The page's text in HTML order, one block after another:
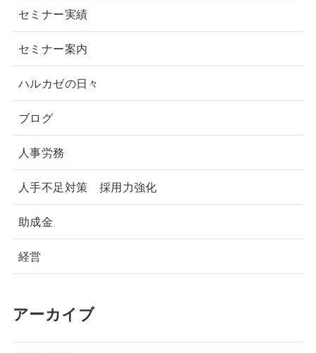
セミナー実績
セミナー案内
ハルカゼの日々
ブログ
人事労務
人手不足対策 採用力強化
助成金
経営
アーカイブ